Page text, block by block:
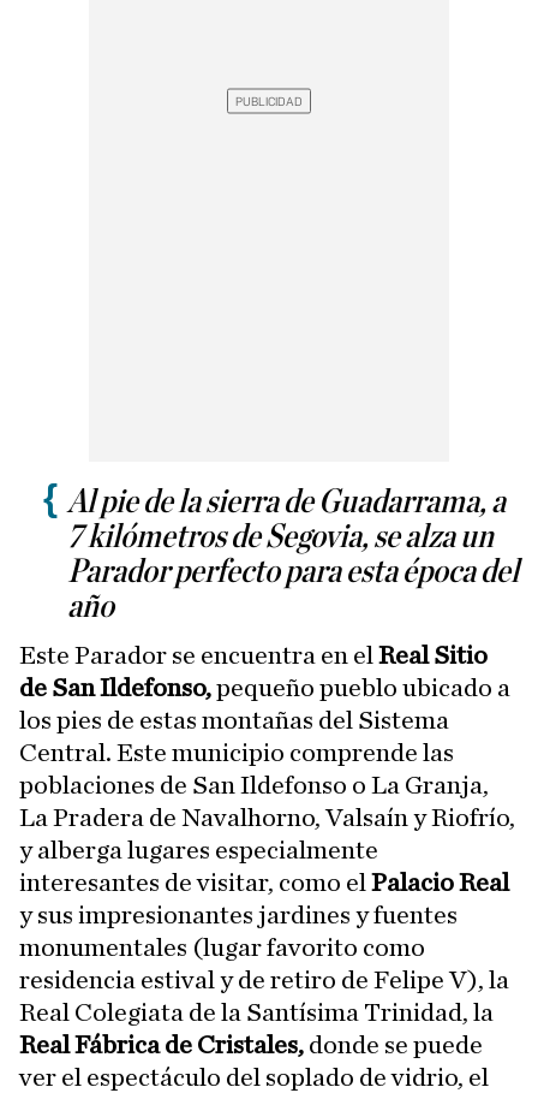
Al pie de la sierra de Guadarrama, a
7 kilómetros de Segovia, se alza un
Parador perfecto para esta época del
año
Este Parador se encuentra en el Real Sitio
de San Ildefonso,pequeño pueblo ubicado a
los pies de estas montañas del Sistema
Central. Este municipio comprende las
poblaciones de San Ildefonso o La Granja,
La Pradera de Navalhorno, Valsaín y Riofrío,
y alberga lugares especialmente
interesantes de visitar, como el Palacio Real
y sus impresionantes jardines y fuentes
monumentales (lugar favorito como
residencia estival y de retiro de Felipe V), la
Real Colegiata de la Santísima Trinidad, la
Real Fábrica de Cristales, donde se puede
ver el espectáculo del soplado de vidrio, el